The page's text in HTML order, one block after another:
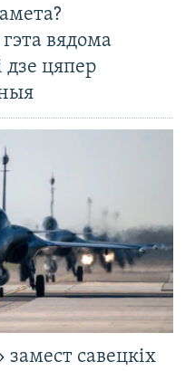
вядома
дзе цяпер
савецкіх